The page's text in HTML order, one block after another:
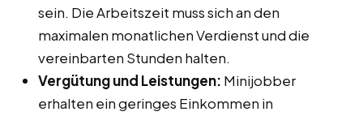
sein. Die Arbeitszeit muss sich an den
maximalen monatlichen Verdienst und die
vereinbarten Stunden halten.
Vergütung und Leistungen: Minijobber
erhalten ein geringes Einkommen in